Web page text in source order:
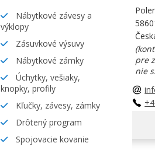
Nábytkové závesy a
výklopy
Zásuvkové výsuvy
Nábytkové zámky
Úchytky, vešiaky,
knopky, profily
Kľučky, závesy, zámky
Drôtený program
Spojovacie kovanie
pre
nie